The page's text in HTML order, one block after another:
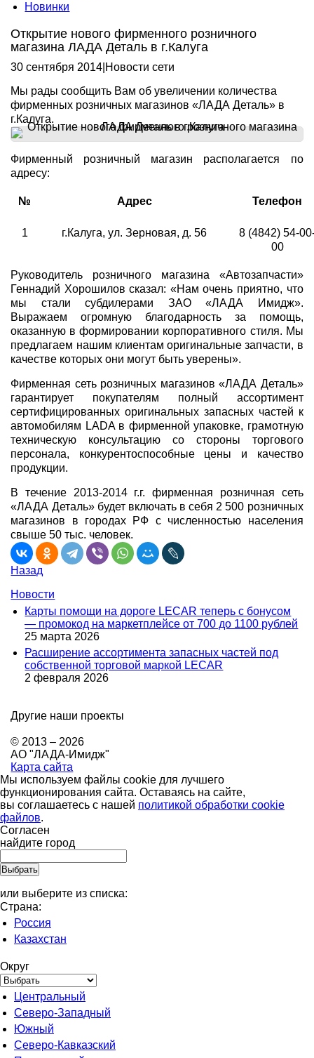
Новинки
Открытие нового фирменного розничного
магазина ЛАДА Деталь в г.Калуга
30 сентября 2014 Новости сети
Мы рады сообщить Вам об увеличении количества
фирменных розничных магазинов «ЛАДА Деталь» в
г.Калуга.
Фирменный розничный магазин располагается по
адресу:
№ Адрес Телефон
1 г.Калуга, ул. Зерновая, д. 56
8 (4842) 54-
00
Руководитель розничного магазина «Автозапчасти»
Геннадий Хорошилов сказал: «Нам очень приятно, что
мы стали субдилерами ЗАО «ЛАДА Имидж».
Выражаем огромную благодарность за помощь,
оказанную в формировании корпоративного стиля. Мы
предлагаем нашим клиентам оригинальные запчасти, в
качестве которых они могут быть уверены».
Фирменная сеть розничных магазинов «ЛАДА Деталь»
гарантирует покупателям полный ассортимент
сертифицированных оригинальных запасных частей к
автомобилям LADA в фирменной упаковке, грамотную
техническую консультацию со стороны торгового
персонала, конкурентоспособные цены и качество
продукции.
В течение 2013-2014 г.г. фирменная розничная сеть
«ЛАДА Деталь» будет включать в себя 2 500 розничных
магазинов в городах РФ с численностью населения
свыше 50 тыс. человек.
Назад
Новости
Карты помощи на дороге LECAR теперь с бонусом
— промокод на маркетплейсе от 700 до 1100 рублей
25 марта 2026
Расширение ассортимента запасных частей под
собственной торговой маркой LECAR
2 февраля 2026
Другие наши проекты
© 2013 – 2026
АО "ЛАДА-Имидж"
Карта сайта
Мы используем файлы cookie для лучшего
функционирования сайта. Оставаясь на сайте,
вы соглашаетесь с нашей политикой обработки cookie
файлов.
Согласен
найдите город
или выберите из списка:
Страна:
Россия
Казахстан
Округ
Центральный
Северо-Западный
Южный
Северо-Кавказский